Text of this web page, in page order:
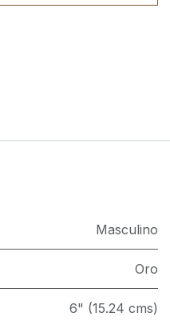
Masculino
Oro
6" (15.24 cms)